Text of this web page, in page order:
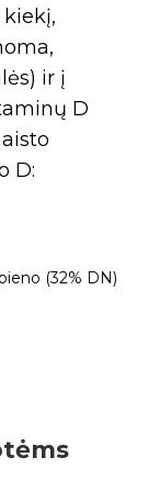
ir į
D
D:
(32% DN)